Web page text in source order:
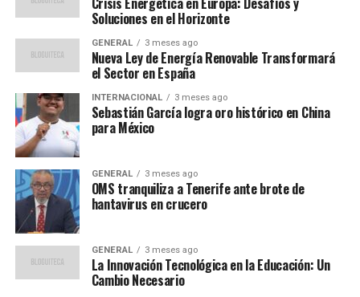
anuncio. Juan Carlos Martínez, profesor de Ingeniería
Energética en la Universidad Politécnica de Cataluña,
comentó que “la inversión en tecnología renovable no
solo es una necesidad ambiental, sino también una
oportunidad económica”.
“España tiene el potencial
de convertirse en un líder
mundial en energía limpia
si se continúa con este
enfoque progresista”,
añadió Martínez.
Soluciones en el Horizonte
GENERAL 3 meses ago
Nueva Ley de Energía Renovable Transformará
el Sector en España
INTERNACIONAL 3 meses ago
Sebastián García logra oro histórico en China
para México
GENERAL 3 meses ago
OMS tranquiliza a Tenerife ante brote de
hantavirus en crucero
GENERAL 3 meses ago
La Innovación Tecnológica en la Educación: Un
Cambio Necesario